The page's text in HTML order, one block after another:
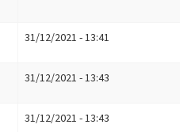
31/12/2021 - 13:41
31/12/2021 - 13:43
31/12/2021 - 13:43